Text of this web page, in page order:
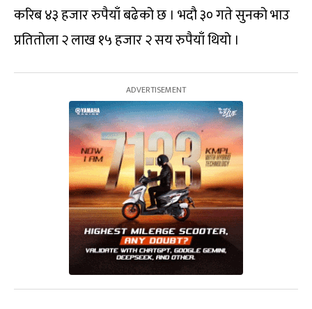
करिब ४३ हजार रुपैयाँ बढेको छ । भदौ ३० गते सुनको भाउ
प्रतितोला २ लाख १५ हजार २ सय रुपैयाँ थियो ।